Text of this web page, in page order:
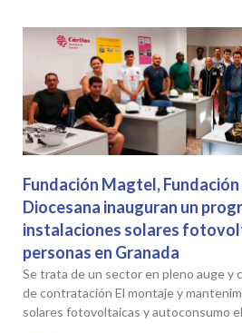
Fundación Magtel,
Diocesana inauguran un
instalaciones solares
personas en Granada
Se trata de un sector en pleno auge y
de contratación El montaje y
solares fotovoltaicas y autoconsumo